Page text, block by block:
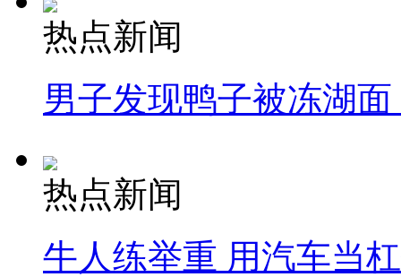
热点新闻
男子发现鸭子被冻湖
热点新闻
牛人练举重 用汽车当